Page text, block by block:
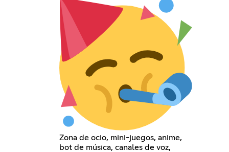
Zona de ocio, mini-juegos, anime,
bot de música, canales de voz,